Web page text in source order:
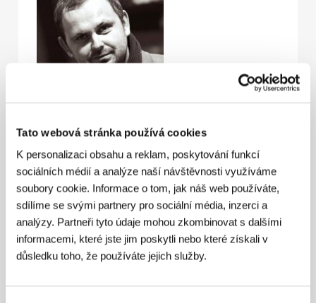
Tato webová stránka používá cookies
K personalizaci obsahu a reklam, poskytování funkcí
sociálních médií a analýze naší návštěvnosti využíváme
soubory cookie. Informace o tom, jak náš web používáte,
sdílíme se svými partnery pro sociální média, inzerci a
analýzy. Partneři tyto údaje mohou zkombinovat s dalšími
informacemi, které jste jim poskytli nebo které získali v
důsledku toho, že používáte jejich služby.
Ivan Ostrochovský (1972, Žilina) je absolvent
katedry audiovizuálních studií a dokumentární tvorby
na bratislavské VŠMU. Mezi jeho dokumenty patří
Scenár k dokumentárnemu filmu (2001) a Menšie zlo
(2004). Jako koproducent se podílel na
dokumentechNesvatbov(2010, r. Erika Hníková) a
Až do mesta Aš(2010, r. Iveta Grofová).